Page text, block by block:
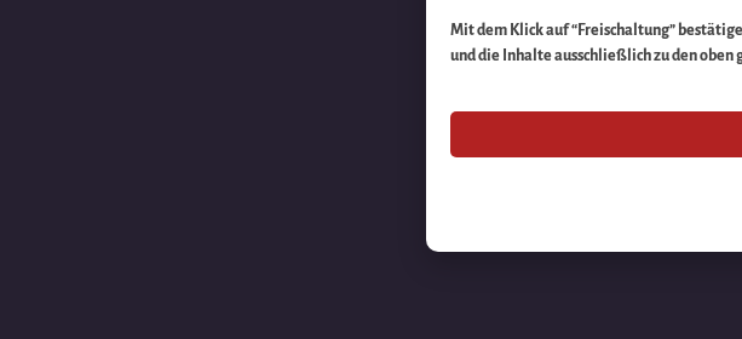
Mit dem Klick auf “Freischaltung”
und die Inhalte ausschließlich zu den oben